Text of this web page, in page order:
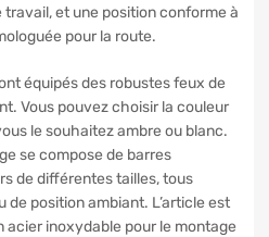
et une position conforme à
pour la route.
équipés des robustes feux de
Vous pouvez choisir la couleur
le souhaitez ambre ou blanc.
se compose de barres
de différentes tailles, tous
de position ambiant. L’article est
acier inoxydable pour le montage